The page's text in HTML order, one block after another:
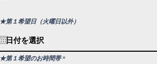
★第１希望日（火曜日以外）
★第１希望のお時間帯 *必